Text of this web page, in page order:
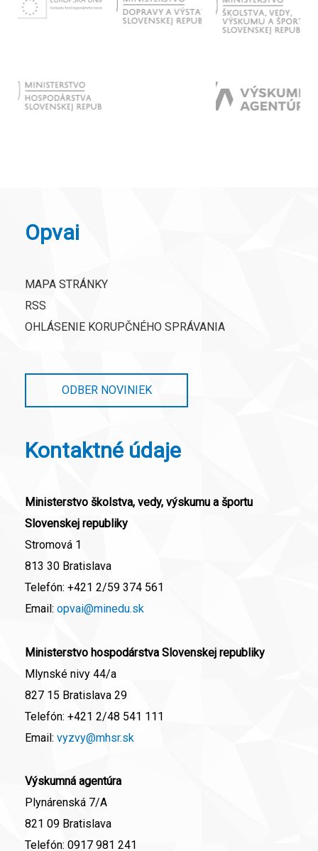
Opvai
MAPA STRÁNKY
RSS
OHLÁSENIE KORUPČNÉHO SPRÁVANIA
ODBER NOVINIEK
Kontaktné údaje
Ministerstvo školstva, vedy, výskumu a športu
Slovenskej republiky
Stromová 1
813 30 Bratislava
Telefón: +421 2/59 374 561
Email: opvai@minedu.sk
Ministerstvo hospodárstva Slovenskej republiky
Mlynské nivy 44/a
827 15 Bratislava 29
Telefón: +421 2/48 541 111
Email: vyzvy@mhsr.sk
Výskumná agentúra
Plynárenská 7/A
821 09 Bratislava
Telefón: 0917 981 241